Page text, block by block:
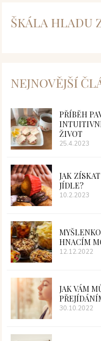
ŠKÁLA HLADU
NEJNOVĚJŠÍ
PŘÍBĚH
ŽIVOT
25.4.2023
JAK
JÍDLE?
10.2.2023
HNACÍM
12.12.2022
JAK VÁM
30.10.2022